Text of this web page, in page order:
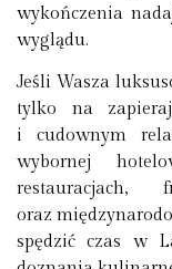
wykończenia
wyglądu.
Jeśli Wasza
tylko na
i cudownym
wybornej
restauracjach,
oraz
spędzić czas w